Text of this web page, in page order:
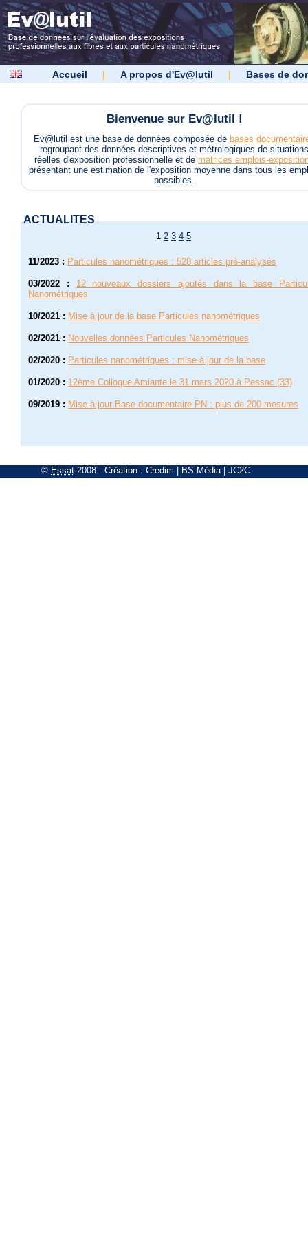
Accueil | A propos d'Ev@lutil | Bases de
Bienvenue sur Ev@lutil !
Ev@lutil est une base de données composée de bases
regroupant des données descriptives et métrologiques de situations
réelles d'exposition professionnelle et de matrices emplois-
présentant une estimation de l'exposition moyenne dans tous les
possibles.
ACTUALITES
1 2 3 4 5
11/2023 : Particules nanométriques : 528 articles pré-analysés
03/2022 :
12 nouveaux dossiers ajoutés dans la base
Nanométriques
10/2021 : Mise à jour de la base Particules nanométriques
02/2021 : Nouvelles données Particules Nanométriques
02/2020 : Particules nanométriques : mise à jour de la base
01/2020 : 12ème Colloque Amiante le 31 mars 2020 à Pessac (33)
09/2019 : Mise à jour Base documentaire PN : plus de 200 mesures
© Essat 2008 - Création : Credim BS-Média| JC2C